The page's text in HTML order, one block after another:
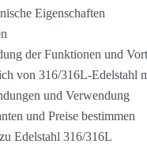
Eigenschaften
der Funktionen und
von 316/316L-Edelstahl
und Verwendung
und Preise bestimmen
Edelstahl 316/316L